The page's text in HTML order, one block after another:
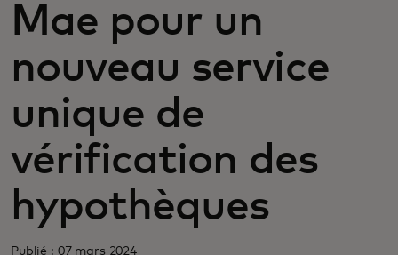
Actualités et tendances
Mae pour un
nouveau service
unique de
vérification des
hypothèques
Publié : 07 mars 2024